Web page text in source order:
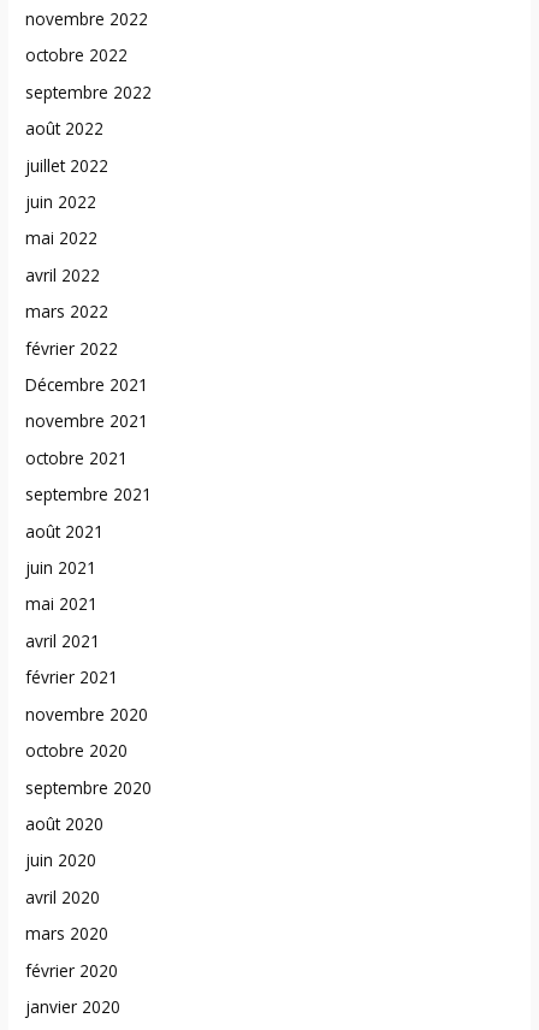
novembre 2022
octobre 2022
septembre 2022
août 2022
juillet 2022
juin 2022
mai 2022
avril 2022
mars 2022
février 2022
Décembre 2021
novembre 2021
octobre 2021
septembre 2021
août 2021
juin 2021
mai 2021
avril 2021
février 2021
novembre 2020
octobre 2020
septembre 2020
août 2020
juin 2020
avril 2020
mars 2020
février 2020
janvier 2020